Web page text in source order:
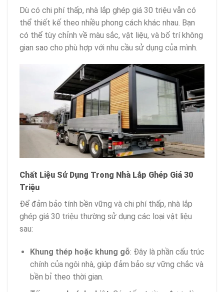
Dù có chi phí thấp, nhà lắp ghép giá 30 triệu vẫn có
thể thiết kế theo nhiều phong cách khác nhau. Bạn
có thể tùy chỉnh về màu sắc, vật liệu, và bố trí không
gian sao cho phù hợp với nhu cầu sử dụng của mình.
Chất Liệu Sử Dụng Trong Nhà Lắp Ghép Giá 30
Triệu
Để đảm bảo tính bền vững và chi phí thấp, nhà lắp
ghép giá 30 triệu thường sử dụng các loại vật liệu
sau:
Khung thép hoặc khung gỗ: Đây là phần cấu trúc
chính của ngôi nhà, giúp đảm bảo sự vững chắc và
bền bỉ theo thời gian.